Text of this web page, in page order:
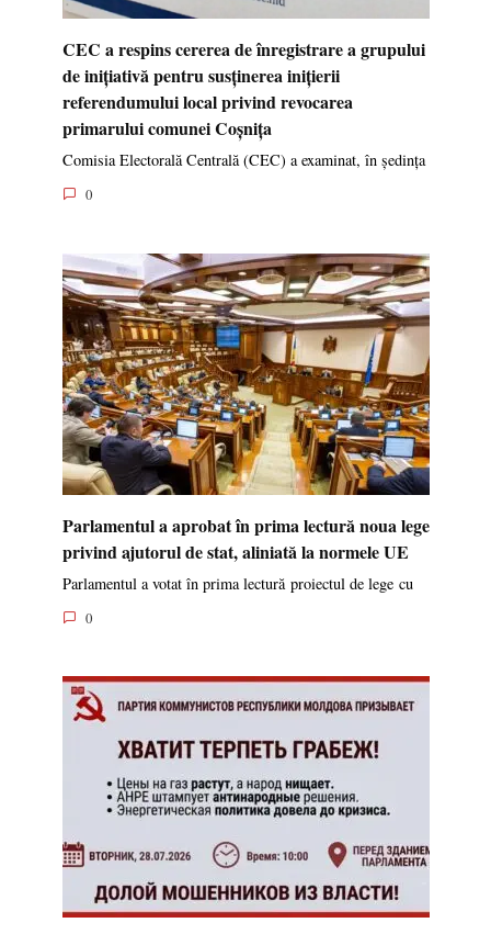
CEC a respins cererea de înregistrare a grupului
de inițiativă pentru susținerea inițierii
referendumului local privind revocarea
primarului comunei Coșnița
Comisia Electorală Centrală (CEC) a examinat, în ședința
0
Parlamentul a aprobat în prima lectură noua lege
privind ajutorul de stat, aliniată la normele UE
Parlamentul a votat în prima lectură proiectul de lege cu
0